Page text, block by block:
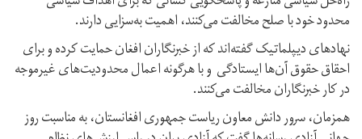
محدود خود با صلح مخالفت می‌کنند، اهمیت به‌سزایی دارند.
نهادهای دیپلماتیک گفته‌اند که از خبرنگاران افغان حمایت کرده و برای
احقاق حقوق آن‌ها ایستادگی و با هرگونه اعمال محدودیت‌های غیرموجه
در کار خبرنگاران مخالفت می‌کنند.
همزمان، سرور دانش معاون ریاست جمهوری افغانستان، به مناسبت روز